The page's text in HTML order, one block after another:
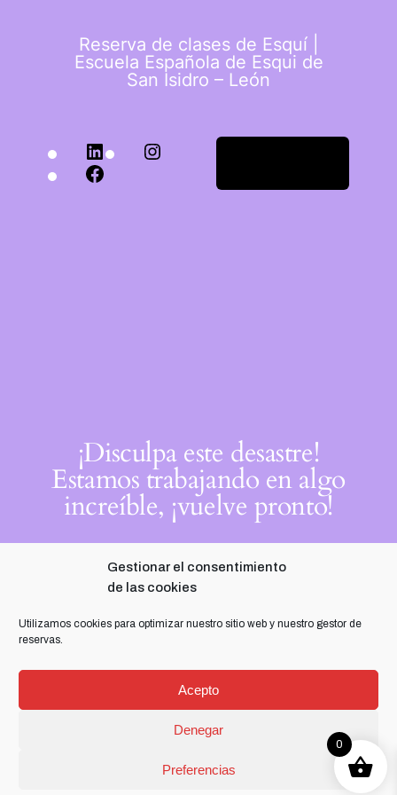
Gestionar el consentimiento
de las cookies
Utilizamos cookies para optimizar nuestro sitio web y nuestro gestor de
reservas.
Acepto
Denegar
Preferencias
Reserva de clases de Esquí |
Escuela Española de Esqui de
San Isidro – León
¡Disculpa este desastre!
Estamos trabajando en algo
increíble, ¡vuelve pronto!
0